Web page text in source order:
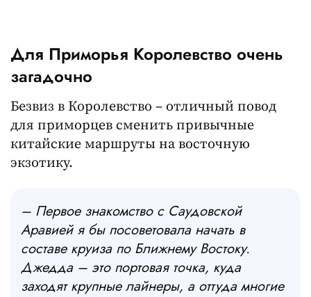
Для Приморья Королевство очень
загадочно
Безвиз в Королевство – отличный повод
для приморцев сменить привычные
китайские маршруты на восточную
экзотику.
– Первое знакомство с Саудовской
Аравией я бы посоветовала начать в
составе круиза по Ближнему Востоку.
Джедда – это портовая точка, куда
заходят крупные лайнеры, а оттуда многие